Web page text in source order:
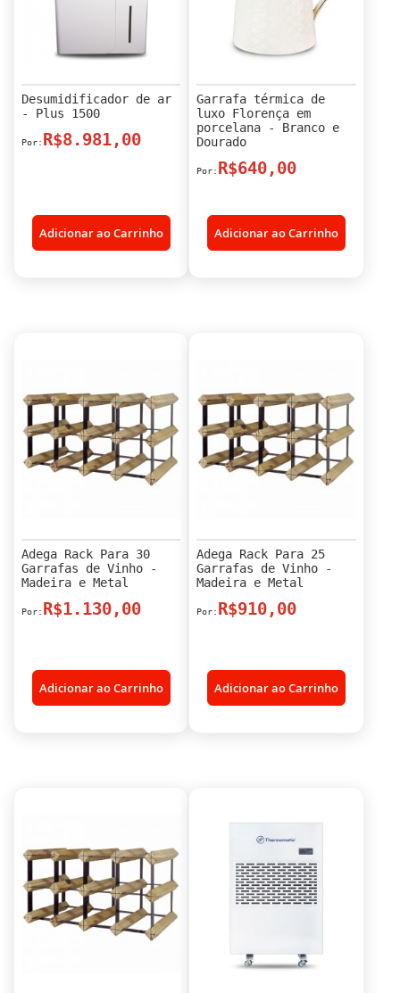
Desumidificador de ar
- Plus 1500
R$8.981,00
Adicionar ao Carrinho
Garrafa térmica de
luxo Florença em
porcelana - Branco e
Dourado
R$640,00
Adicionar ao Carrinho
Adega Rack Para 30
Garrafas de Vinho -
Madeira e Metal
R$1.130,00
Adicionar ao Carrinho
Adega Rack Para 25
Garrafas de Vinho -
Madeira e Metal
R$910,00
Adicionar ao Carrinho